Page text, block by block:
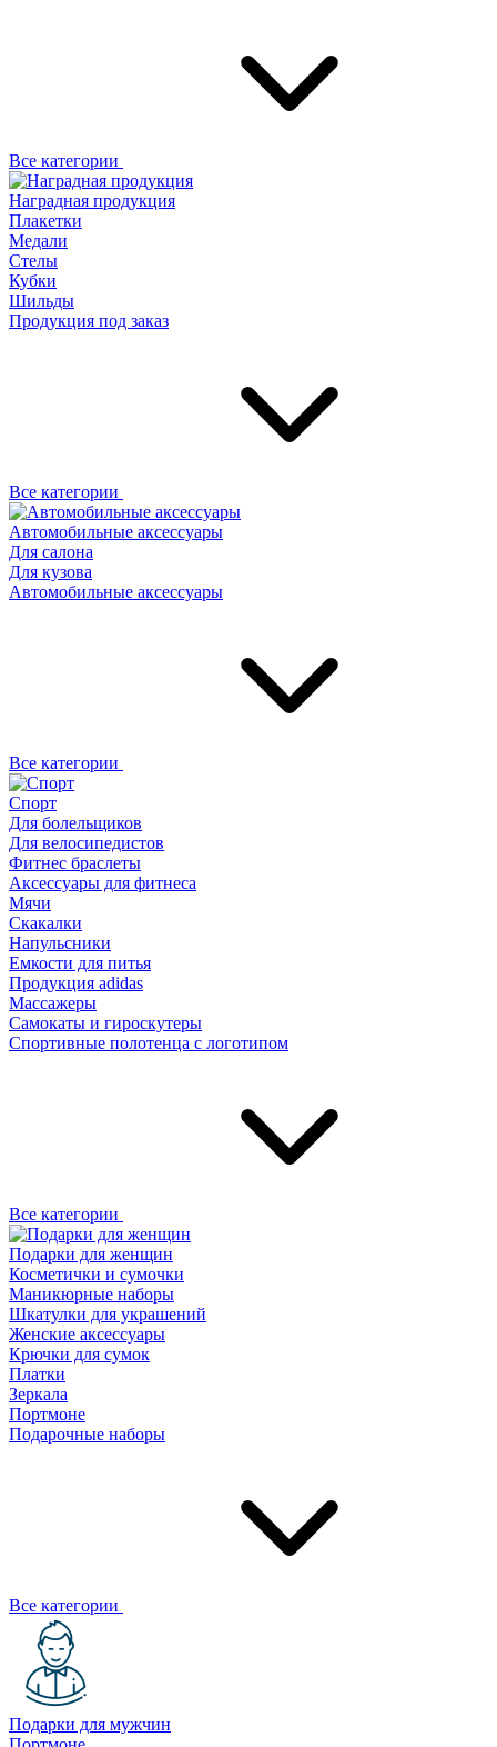
Все категории
Наградная продукция
Плакетки
Медали
Стелы
Кубки
Шильды
Продукция под заказ
Все категории
Автомобильные аксессуары
Для салона
Для кузова
Автомобильные аксессуары
Все категории
Спорт
Для болельщиков
Для велосипедистов
Фитнес браслеты
Аксессуары для фитнеса
Мячи
Скакалки
Напульсники
Емкости для питья
Продукция adidas
Массажеры
Самокаты и гироскутеры
Спортивные полотенца с логотипом
Все категории
Подарки для женщин
Косметички и сумочки
Маникюрные наборы
Шкатулки для украшений
Женские аксессуары
Крючки для сумок
Платки
Зеркала
Портмоне
Подарочные наборы
Все категории
Подарки для мужчин